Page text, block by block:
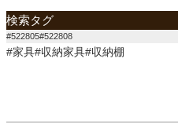
検索タグ
#522805#522808
#家具#収納家具#収納棚